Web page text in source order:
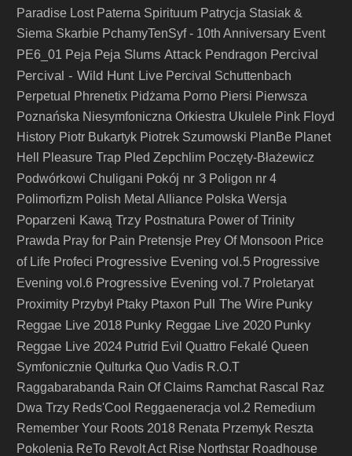
Paradise Lost Paterna Spirituum Patrycja Stasiak &
Siema Skarbie PchamyTenSyf - 10th Anniversary Event
PE6_01 Peja Peja Slums Attack Pendragon Percival
Percival - Wild Hunt Live Percival Schuttenbach
Perpetual
Phrenetix Pidżama Porno Piersi Pierwsza
Poznańska Niesymfoniczna Orkiestra Ukulele Pink Floyd
History Piotr Bukartyk Piotrek Szumowski PlanBe Planet
Hell
Pleasure Trap Pled Zepchlim Poczęty-Błażewicz
Podwórkowi Chuligani Pokój nr 3 Poligon nr 4
Polimorfizm Polish Metal Alliance Polska Wersja
Poparzeni Kawą Trzy Postnatura Power of Trinity
Prawda Pray for Pain Pretensje Prey Of Monsoon Price
of Life Profeci Progressive Evening vol.5 Progressive
Evening vol.6 Progressive Evening vol.7 Proletaryat
Proximity Przybył Ptaky Ptaxon Pull The Wire Punky
Reggae Live 2018 Punky Reggae Live 2020 Punky
Reggae Live 2024 Putrid Evil Quattro Fekalé Queen
Symfonicznie Qulturka Quo Vadis R.O.T
Raggabarabanda Rain Of Claims Ramchat Rascal
Raz
Dwa Trzy Reds'Cool Reggaeneracja vol.2 Remedium
Remember Your Roots 2018 Renata Przemyk Reszta
Pokolenia ReTo Revolt Act Rise Northstar Roadhouse